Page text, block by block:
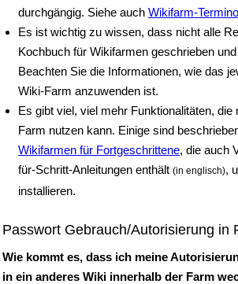
durchgängig. Siehe auch Wikifarm-
Es ist wichtig zu wissen, dass nicht alle
Kochbuch für Wikifarmen geschrieben
Beachten Sie die Informationen, wie das
Wiki-Farm anzuwenden ist.
Es gibt viel, viel mehr Funktionalitäten, die
Farm nutzen kann. Einige sind
Wikifarmen für Fortgeschrittene, die auch
für-Schritt-Anleitungen enthält (in englisch),
installieren.
Passwort Gebrauch/Autorisierung in
Wie kommt es, dass ich meine
in ein anderes Wiki innerhalb der Farm